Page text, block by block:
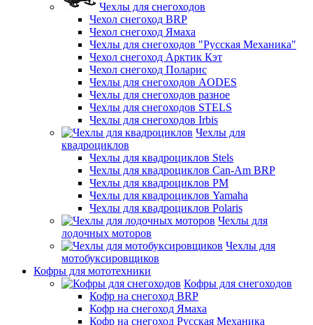
Чехлы для снегоходов
Чехол снегоход BRP
Чехол снегоход Ямаха
Чехлы для снегоходов "Русская Механика"
Чехол снегоход Арктик Кэт
Чехол снегоход Поларис
Чехлы для снегоходов AODES
Чехлы для снегоходов разное
Чехлы для снегоходов STELS
Чехлы для снегоходов Irbis
Чехлы для
квадроциклов
Чехлы для квадроциклов Stels
Чехлы для квадроциклов Can-Am BRP
Чехлы для квадроциклов РМ
Чехлы для квадроциклов Yamaha
Чехлы для квадроциклов Polaris
Чехлы для
лодочных моторов
Чехлы для
мотобуксировщиков
Кофры для мототехники
Кофры для снегоходов
Кофр на снегоход BRP
Кофр на снегоход Ямаха
Кофр на снегоход Русская Механика